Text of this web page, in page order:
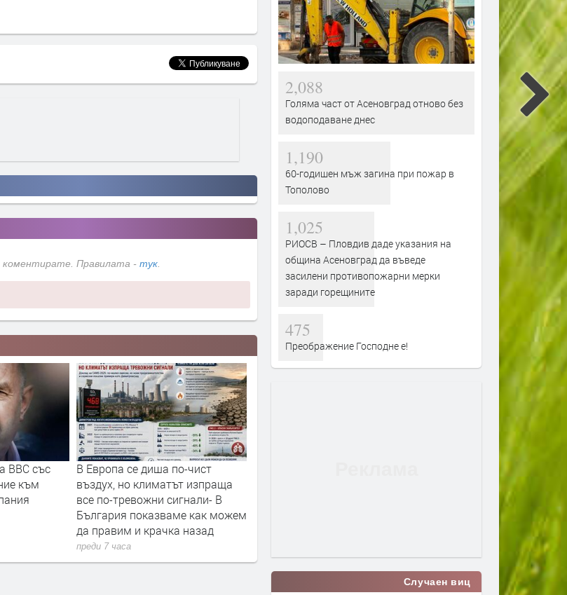
коментирате. Правилата - тук.
ВВС със
към
В Европа се диша по-чист
въздух, но климатът изпраща
все по-тревожни сигнали- В
България показваме как можем
да правим и крачка назад
преди 7 часа
2,088
Голяма част от Асеновград отново без
водоподаване днес
1,190
60-годишен мъж загина при пожар в
Тополово
1,025
РИОСВ – Пловдив даде указания на
община Асеновград да въведе
засилени противопожарни мерки
заради горещините
475
Преображение Господне е!
Случаен виц